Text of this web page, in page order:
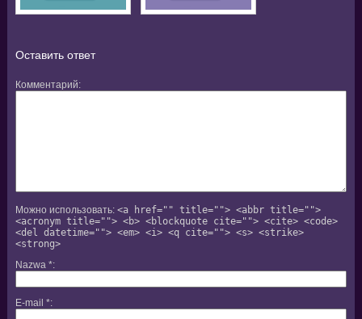
Москве
Оставить ответ
Комментарий
Можно использовать: <a href="" title=""> <abbr title="">
<acronym title=""> <b> <blockquote cite=""> <cite> <code>
<del datetime=""> <em> <i> <q cite=""> <s> <strike>
<strong>
Nazwa *
E-mail *